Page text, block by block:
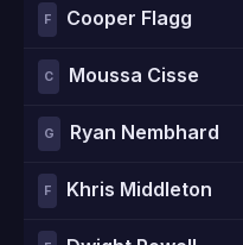
F Cooper Flagg
C Moussa Cisse
G Ryan Nembhard
F Khris Middleton